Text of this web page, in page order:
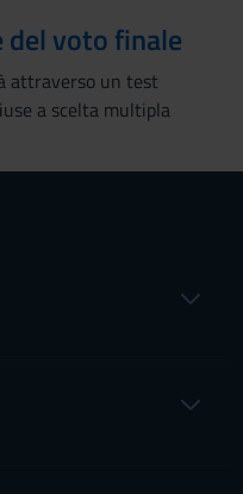
voto finale
attraverso un test
a scelta multipla